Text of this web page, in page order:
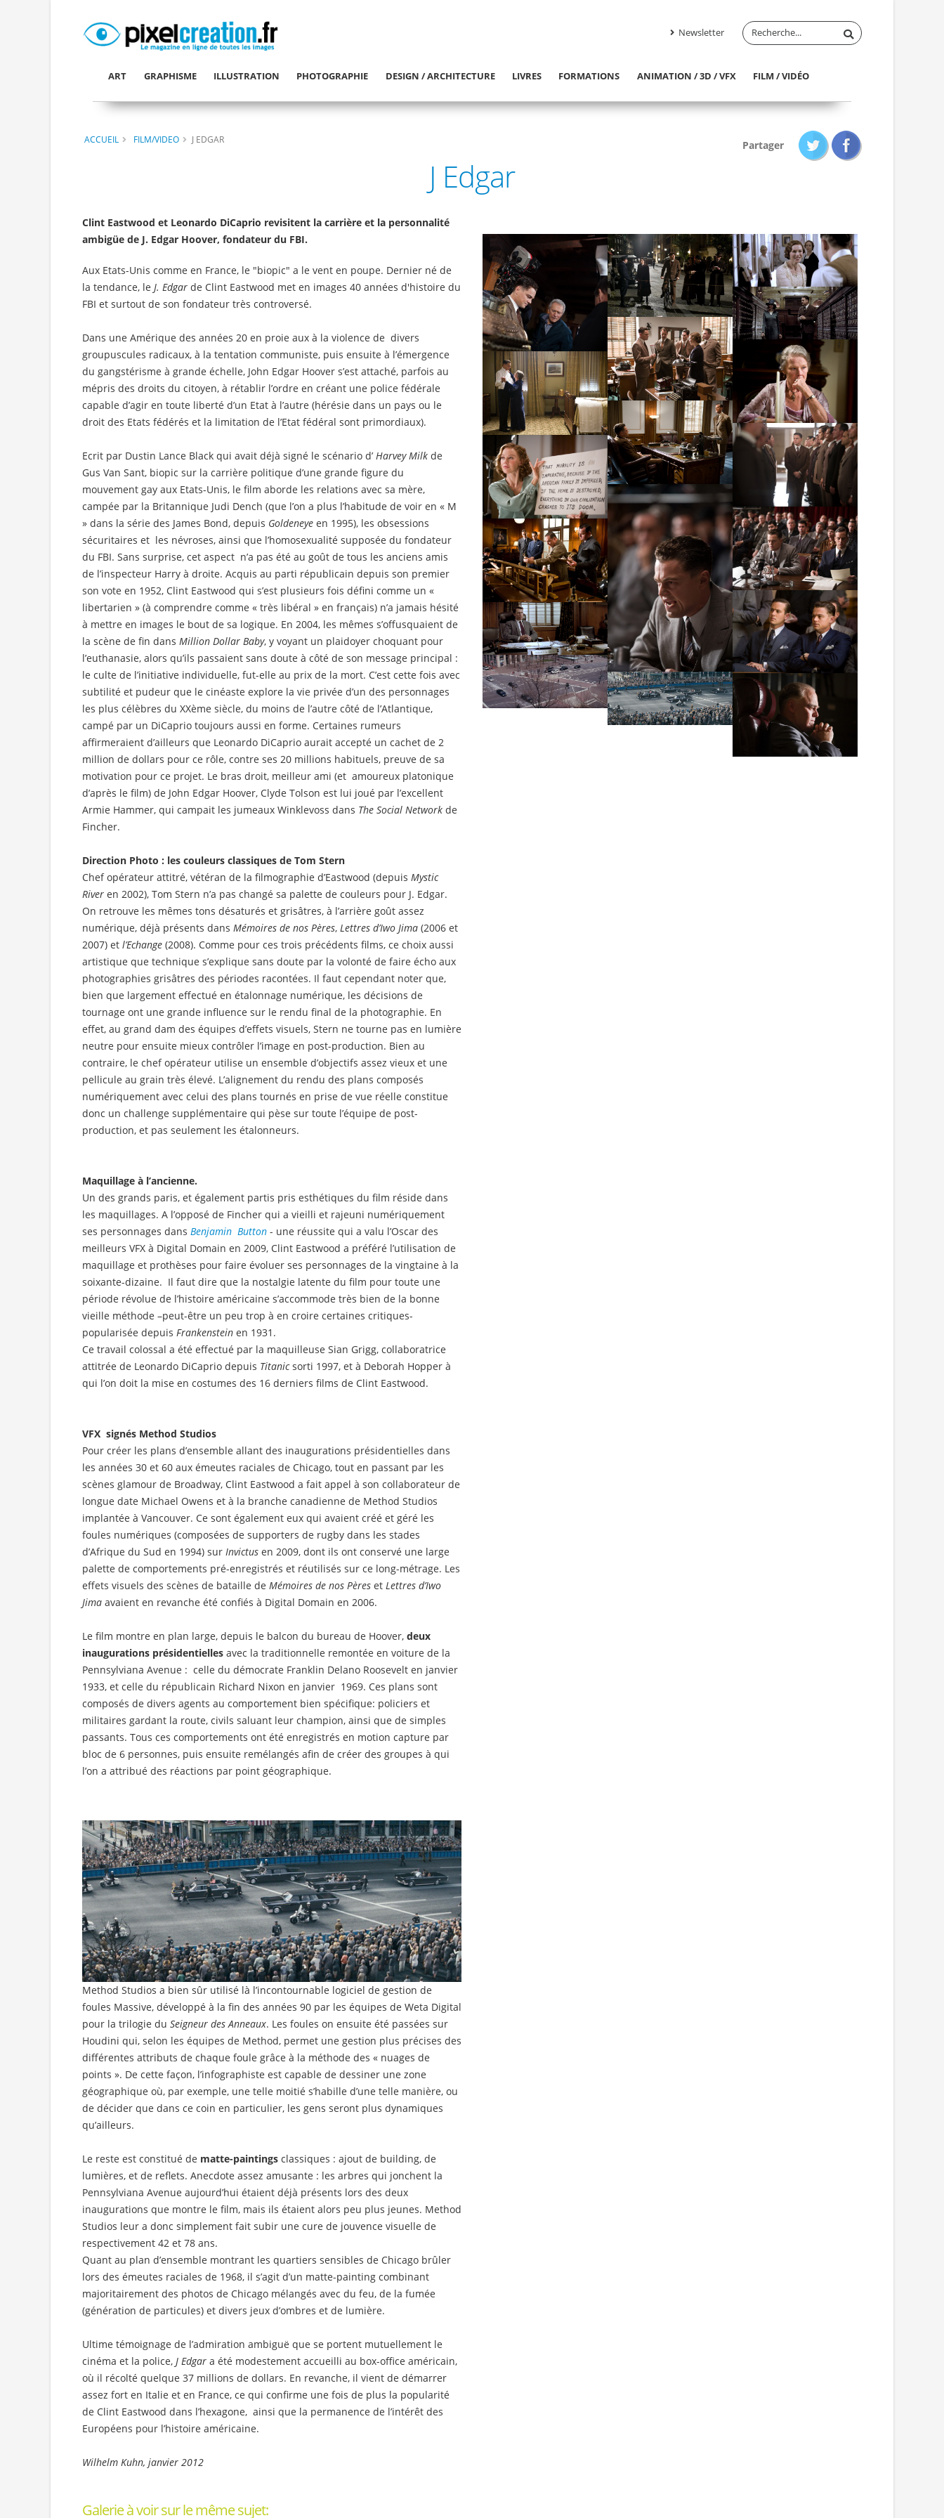
Newsletter
ART GRAPHISME ILLUSTRATION PHOTOGRAPHIE DESIGN / ARCHITECTURE LIVRES FORMATIONS ANIMATION / 3D / VFX FILM / VIDÉO
ACCUEIL FILM/VIDEO J EDGAR Partager
J Edgar
Clint Eastwood et Leonardo DiCaprio revisitent la carrière et la personnalité
ambigüe de J. Edgar Hoover, fondateur du FBI.
Aux Etats-Unis comme en France, le "biopic" a le vent en poupe. Dernier né de
la tendance, le J. Edgar de Clint Eastwood met en images 40 années d'histoire du
FBI et surtout de son fondateur très controversé.
Dans une Amérique des années 20 en proie aux à la violence de divers
groupuscules radicaux, à la tentation communiste, puis ensuite à l’émergence
du gangstérisme à grande échelle, John Edgar Hoover s’est attaché, parfois au
mépris des droits du citoyen, à rétablir l’ordre en créant une police fédérale
capable d’agir en toute liberté d’un Etat à l’autre (hérésie dans un pays ou le
droit des Etats fédérés et la limitation de l’Etat fédéral sont primordiaux).
Ecrit par Dustin Lance Black qui avait déjà signé le scénario d’ Harvey Milk de
Gus Van Sant, biopic sur la carrière politique d’une grande figure du
mouvement gay aux Etats-Unis, le film aborde les relations avec sa mère,
campée par la Britannique Judi Dench (que l’on a plus l’habitude de voir en « M
» dans la série des James Bond, depuis Goldeneye en 1995), les obsessions
sécuritaires et les névroses, ainsi que l’homosexualité supposée du fondateur
du FBI. Sans surprise, cet aspect n’a pas été au goût de tous les anciens amis
de l’inspecteur Harry à droite. Acquis au parti républicain depuis son premier
son vote en 1952, Clint Eastwood qui s’est plusieurs fois défini comme un «
libertarien » (à comprendre comme « très libéral » en français) n’a jamais hésité
à mettre en images le bout de sa logique. En 2004, les mêmes s’offusquaient de
la scène de fin dans Million Dollar Baby, y voyant un plaidoyer choquant pour
l’euthanasie, alors qu’ils passaient sans doute à côté de son message principal :
le culte de l’initiative individuelle, fut-elle au prix de la mort. C’est cette fois avec
subtilité et pudeur que le cinéaste explore la vie privée d’un des personnages
les plus célèbres du XXème siècle, du moins de l’autre côté de l’Atlantique,
campé par un DiCaprio toujours aussi en forme. Certaines rumeurs
affirmeraient d’ailleurs que Leonardo DiCaprio aurait accepté un cachet de 2
million de dollars pour ce rôle, contre ses 20 millions habituels, preuve de sa
motivation pour ce projet. Le bras droit, meilleur ami (et amoureux platonique
d’après le film) de John Edgar Hoover, Clyde Tolson est lui joué par l’excellent
Armie Hammer, qui campait les jumeaux Winklevoss dans The Social Network de
Fincher.
Direction Photo : les couleurs classiques de Tom Stern
Chef opérateur attitré, vétéran de la filmographie d’Eastwood (depuis Mystic
River en 2002), Tom Stern n’a pas changé sa palette de couleurs pour J. Edgar.
On retrouve les mêmes tons désaturés et grisâtres, à l’arrière goût assez
numérique, déjà présents dans Mémoires de nos Pères, Lettres d’Iwo Jima (2006 et
2007) et l’Echange (2008). Comme pour ces trois précédents films, ce choix aussi
artistique que technique s’explique sans doute par la volonté de faire écho aux
photographies grisâtres des périodes racontées. Il faut cependant noter que,
bien que largement effectué en étalonnage numérique, les décisions de
tournage ont une grande influence sur le rendu final de la photographie. En
effet, au grand dam des équipes d’effets visuels, Stern ne tourne pas en lumière
neutre pour ensuite mieux contrôler l’image en post-production. Bien au
contraire, le chef opérateur utilise un ensemble d’objectifs assez vieux et une
pellicule au grain très élevé. L’alignement du rendu des plans composés
numériquement avec celui des plans tournés en prise de vue réelle constitue
donc un challenge supplémentaire qui pèse sur toute l’équipe de post-
production, et pas seulement les étalonneurs.
Maquillage à l’ancienne.
Un des grands paris, et également partis pris esthétiques du film réside dans
les maquillages. A l’opposé de Fincher qui a vieilli et rajeuni numériquement
ses personnages dans Benjamin Button - une réussite qui a valu l’Oscar des
meilleurs VFX à Digital Domain en 2009, Clint Eastwood a préféré l’utilisation de
maquillage et prothèses pour faire évoluer ses personnages de la vingtaine à la
soixante-dizaine. Il faut dire que la nostalgie latente du film pour toute une
période révolue de l’histoire américaine s’accommode très bien de la bonne
vieille méthode –peut-être un peu trop à en croire certaines critiques-
popularisée depuis Frankenstein en 1931.
Ce travail colossal a été effectué par la maquilleuse Sian Grigg, collaboratrice
attitrée de Leonardo DiCaprio depuis Titanicsorti 1997, et à Deborah Hopper à
qui l’on doit la mise en costumes des 16 derniers films de Clint Eastwood.
VFX signés Method Studios
Pour créer les plans d’ensemble allant des inaugurations présidentielles dans
les années 30 et 60 aux émeutes raciales de Chicago, tout en passant par les
scènes glamour de Broadway, Clint Eastwood a fait appel à son collaborateur de
longue date Michael Owens et à la branche canadienne de Method Studios
implantée à Vancouver. Ce sont également eux qui avaient créé et géré les
foules numériques (composées de supporters de rugby dans les stades
d’Afrique du Sud en 1994) sur Invictus en 2009, dont ils ont conservé une large
palette de comportements pré-enregistrés et réutilisés sur ce long-métrage. Les
effets visuels des scènes de bataille de Mémoires de nos Pères et Lettres d’Iwo
Jima avaient en revanche été confiés à Digital Domain en 2006.
Le film montre en plan large, depuis le balcon du bureau de Hoover, deux
inaugurations présidentielles avec la traditionnelle remontée en voiture de la
Pennsylviana Avenue : celle du démocrate Franklin Delano Roosevelt en janvier
1933, et celle du républicain Richard Nixon en janvier 1969. Ces plans sont
composés de divers agents au comportement bien spécifique: policiers et
militaires gardant la route, civils saluant leur champion, ainsi que de simples
passants. Tous ces comportements ont été enregistrés en motion capture par
bloc de 6 personnes, puis ensuite remélangés afin de créer des groupes à qui
l’on a attribué des réactions par point géographique.
Method Studios a bien sûr utilisé là l’incontournable logiciel de gestion de
foules Massive, développé à la fin des années 90 par les équipes de Weta Digital
pour la trilogie du Seigneur des Anneaux. Les foules on ensuite été passées sur
Houdini qui, selon les équipes de Method, permet une gestion plus précises des
différentes attributs de chaque foule grâce à la méthode des « nuages de
points ». De cette façon, l’infographiste est capable de dessiner une zone
géographique où, par exemple, une telle moitié s’habille d’une telle manière, ou
de décider que dans ce coin en particulier, les gens seront plus dynamiques
qu’ailleurs.
Le reste est constitué de matte-paintings classiques : ajout de building, de
lumières, et de reflets. Anecdote assez amusante : les arbres qui jonchent la
Pennsylviana Avenue aujourd’hui étaient déjà présents lors des deux
inaugurations que montre le film, mais ils étaient alors peu plus jeunes. Method
Studios leur a donc simplement fait subir une cure de jouvence visuelle de
respectivement 42 et 78 ans.
Quant au plan d’ensemble montrant les quartiers sensibles de Chicago brûler
lors des émeutes raciales de 1968, il s’agit d’un matte-painting combinant
majoritairement des photos de Chicago mélangés avec du feu, de la fumée
(génération de particules) et divers jeux d’ombres et de lumière.
Ultime témoignage de l’admiration ambiguë que se portent mutuellement le
cinéma et la police, J Edgar a été modestement accueilli au box-office américain,
où il récolté quelque 37 millions de dollars. En revanche, il vient de démarrer
assez fort en Italie et en France, ce qui confirme une fois de plus la popularité
de Clint Eastwood dans l’hexagone, ainsi que la permanence de l’intérêt des
Européens pour l’histoire américaine.
Wilhelm Kuhn, janvier 2012
Galerie à voir sur le même sujet: